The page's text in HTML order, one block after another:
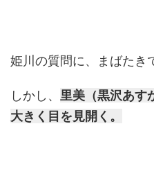
姫川の質問に、まばたき
しかし、 里美（黒沢あす
大きく目を見開く。